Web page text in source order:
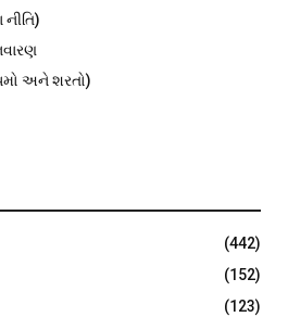
અને શરતો)
(442)
(152)
(123)